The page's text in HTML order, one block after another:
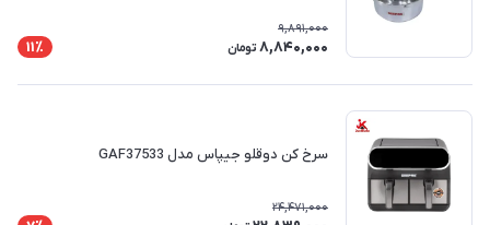
9,891,000
8,840,000 تومان 11٪
سرخ کن دوقلو جیپاس مدل GAF37533
24,471,000